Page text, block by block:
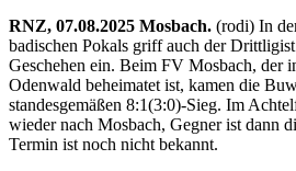
RNZ, 07.08.2025 Mosbach. (rodi) In
badischen Pokals griff auch der
Geschehen ein. Beim FV Mosbach, der
Odenwald beheimatet ist, kamen die
standesgemäßen 8:1(3:0)-Sieg. Im
wieder nach Mosbach, Gegner ist dann
Termin ist noch nicht bekannt.